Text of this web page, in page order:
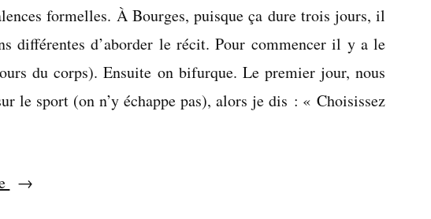
formelles. À Bourges, puisque ça dure trois jours, il
différentes d’aborder le récit. Pour commencer il y a le
du corps). Ensuite on bifurque. Le premier jour, nous
le sport (on n’y échappe pas), alors je dis : « Choisissez
« Les